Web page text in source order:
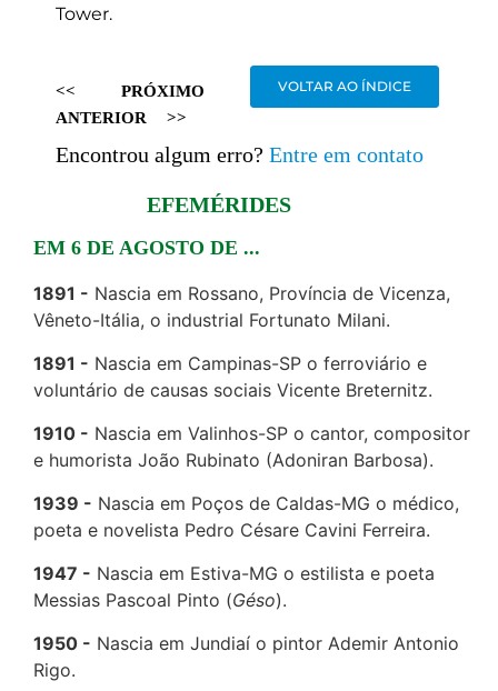
Tower.
<<
ANTERIOR
PRÓXIMO
>>
VOLTAR AO ÍNDICE
Encontrou algum erro? Entre em contato
EFEMÉRIDES
EM 6 DE AGOSTO DE ...
1891
Nascia em Rossano, Província de Vicenza,
Vêneto-Itália, o industrial Fortunato Milani.
1891
Nascia em Campinas-SP o ferroviário e
voluntário de causas sociais Vicente Breternitz.
1910
Nascia em Valinhos-SP o cantor, compositor
e humorista João Rubinato (Adoniran Barbosa).
1939
Nascia em Poços de Caldas-MG o médico,
poeta e novelista Pedro Césare Cavini Ferreira.
1947
Nascia em Estiva-MG o estilista e poeta
Messias Pascoal Pinto (Géso).
1950
Nascia em Jundiaí o pintor Ademir Antonio
Rigo.